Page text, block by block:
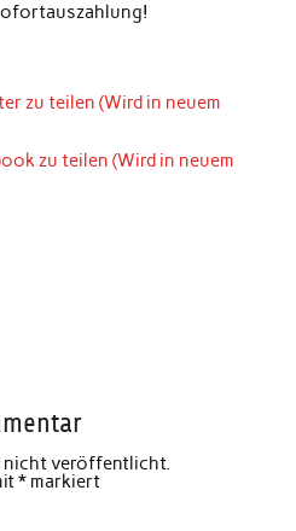
zu teilen (Wird in neuem
zu teilen (Wird in neuem
nicht veröffentlicht.
*markiert